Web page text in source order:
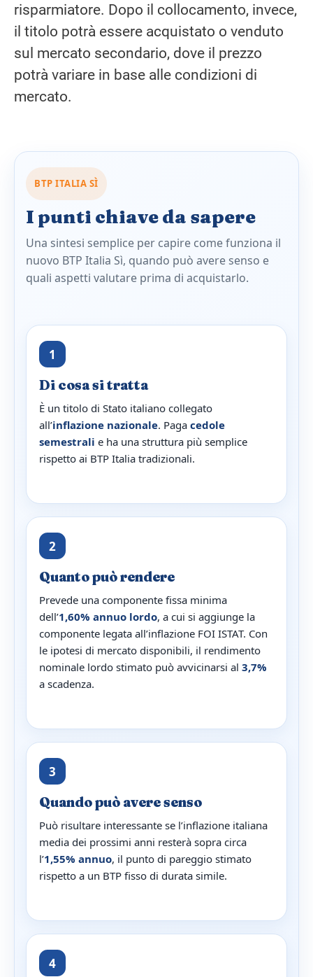
risparmiatore. Dopo il collocamento, invece,
il titolo potrà essere acquistato o venduto
sul mercato secondario, dove il prezzo
potrà variare in base alle condizioni di
mercato.
BTP ITALIA SÌ
I punti chiave da sapere
Una sintesi semplice per capire come funziona il
nuovo BTP Italia Sì, quando può avere senso e
quali aspetti valutare prima di acquistarlo.
1
Di cosa si tratta
È un titolo di Stato italiano collegato
all’inflazione nazionale. Paga cedole
semestrali e ha una struttura più semplice
rispetto ai BTP Italia tradizionali.
2
Quanto può rendere
Prevede una componente fissa minima
dell’1,60% annuo lordo, a cui si aggiunge la
componente legata all’inflazione FOI ISTAT. Con
le ipotesi di mercato disponibili, il rendimento
nominale lordo stimato può avvicinarsi al 3,7%
a scadenza.
3
Quando può avere senso
Può risultare interessante se l’inflazione italiana
media dei prossimi anni resterà sopra circa
l’1,55% annuo, il punto di pareggio stimato
rispetto a un BTP fisso di durata simile.
4